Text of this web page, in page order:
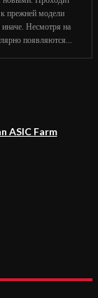
к прежней модели
иначе. Несмотря на
появляются...
ASIC Farm